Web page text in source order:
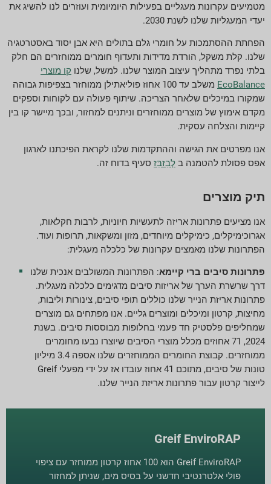
מטמיעים עקרונות מעגליים בפעילות היומיומית ועוזרים לנו להשיג את
יעדי המעגליות שלנו לשנת 2030.
הפחתת ההסתמכות על חומרי גלם בתולים היא אבן יסוד באסטרטגיה
שלנו. קלת משקל, הורדת מדידות ותעדוף חומרים ממוחזרים הם חלק
בלתי נפרד מתהליך עיצוב המוצר שלנו. למשל, שלנו קו מוצרי
EcoBalance
משלב עד 100 אחוז פוליאתילן ממוחזר בצפיפות גבוהה
שמקורו במיכלים שלאחר הצריכה. שיתוף פעולה עם לקוחות וספקים
מקדם אימוץ של מוצרים ממוחזרים וניתנים למחזור, ובכך מיישר קו בין
קיימות והצלחה עסקית.
אנו מפרטים את הגישה וההתקדמות שלנו לקראת הפיכתנו לארגון
אפס פסולת להטמנה ב לְבַזבֵּז סעיף בדוח זה.
תיק מוצרים
אנו מציעים פתרונות אריזה לתעשיות חיוניות, לרבות חקלאות,
אגרוכימיקלים, כימיקלים מיוחדים, מזון ומשקאות, תרופות ועוד.
הפתרונות שלנו מאמצים עקרונות של כלכלה מעגלית:
פתרונות סיבים ברי קיימא: הפתרונות המשולבים אנכית שלנו
דרך שרשרת הערך של אריזות סיבים מדגימים כלכלה מעגלית.
פתרונות אריזת הנייר שלנו כוללים תופי סיבים, צינורות וליבות,
מחיצות, קרטון ומיכלים ומוצרים גליים. אנו מפתחים גם מוצרים
שמחליפים פלסטיק חד פעמי בחלופות מבוססות סיבים. בשנת
2024, 71 אחוזים מכלל מוצרי הסיבים שיוצרו נבעו מחומרים
ממוחזרים. קבוצת החומרים הממוחזרים שלנו אספה 3.4 מיליון
טונות של סיבים, מתוכם 41 אחוז עובדו אז על ידי מפעלי Greif
לייצור קרטון עבור פתרונות אריזת הנייר שלנו.
Greif EnviroRAP
Greif EnviroRAP הוא 100 אחוז קרטון ממוחזר עם ציפוי
פולי אלטרנטיבי חדשני על בסיס מים, שניתן למחזור